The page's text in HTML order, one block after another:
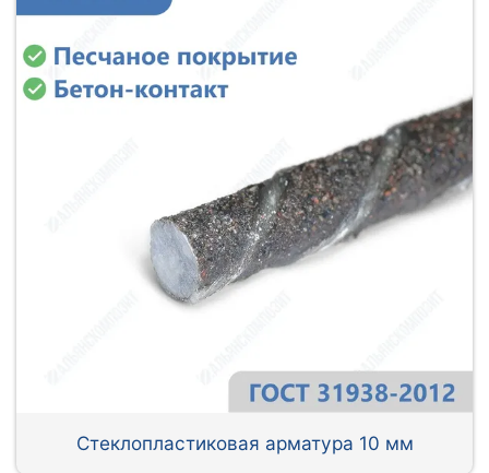
Стеклопластиковая арматура 10 мм